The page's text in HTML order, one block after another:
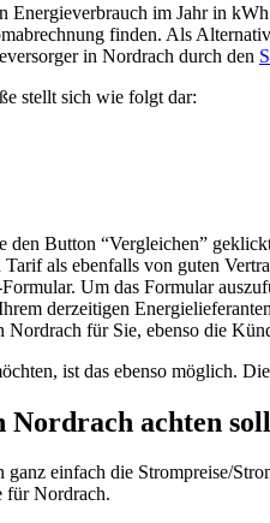
im Jahr in
finden. Als
in Nordrach durch den
stellt sich wie folgt dar:
Button “Vergleichen”
als ebenfalls von guten
Um das Formular
derzeitigen
für Sie, ebenso die
ist das ebenso möglich.
Nordrach achten
einfach die Strompreise/
für Nordrach.